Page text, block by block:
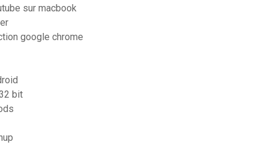
sur macbook
google chrome
bit